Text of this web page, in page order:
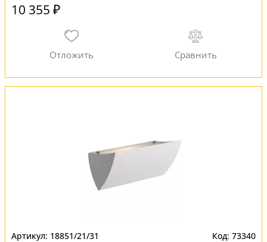
10 355 ₽
18851/21/31 73340